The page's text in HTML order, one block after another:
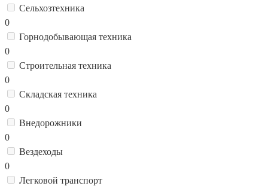
Сельхозтехника
0
Горнодобывающая техника
0
Строительная техника
0
Складская техника
0
Внедорожники
0
Вездеходы
0
Легковой транспорт